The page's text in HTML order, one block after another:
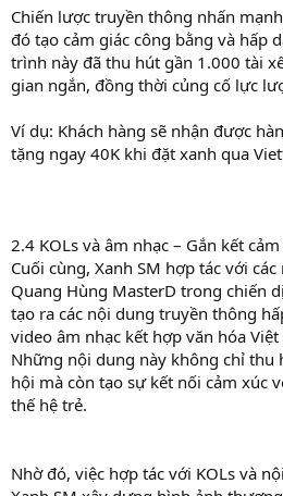
Chiến lược truyền thông nhấn
đó tạo cảm giác công bằng và hấp
trình này đã thu hút gần 1.000 tài
gian ngắn, đồng thời củng cố lực
Ví dụ: Khách hàng sẽ nhận được
tặng ngay 40K khi đặt xanh qua
2.4 KOLs và âm nhạc – Gắn kết
Cuối cùng, Xanh SM hợp tác với
Quang Hùng MasterD trong chiến
tạo ra các nội dung truyền thông
video âm nhạc kết hợp văn hóa
Những nội dung này không chỉ thu
hội mà còn tạo sự kết nối cảm xúc
thế hệ trẻ.
Nhờ đó, việc hợp tác với KOLs và